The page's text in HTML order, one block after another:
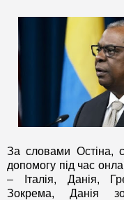
За словами Остіна,
допомогу під час
– Італія, Данія,
Зокрема, Данія